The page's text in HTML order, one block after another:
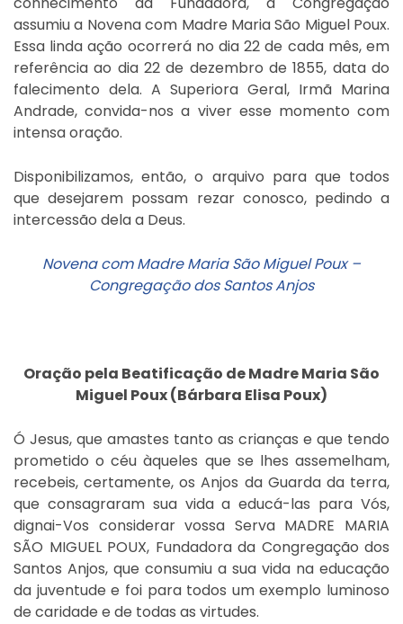
assumiu a Novena com Madre Maria São Miguel Poux.
Essa linda ação ocorrerá no dia 22 de cada mês, em
referência ao dia 22 de dezembro de 1855, data do
falecimento dela. A Superiora Geral, Irmã Marina
Andrade, convida-nos a viver esse momento com
intensa oração.
Disponibilizamos, então, o arquivo para que todos
que desejarem possam rezar conosco, pedindo a
intercessão dela a Deus.
Novena com Madre Maria São Miguel Poux –
Congregação dos Santos Anjos
Oração pela Beatificação de Madre Maria São
Miguel Poux (Bárbara Elisa Poux)
Ó Jesus, que amastes tanto as crianças e que tendo
prometido o céu àqueles que se lhes assemelham,
recebeis, certamente, os Anjos da Guarda da terra,
que consagraram sua vida a educá-las para Vós,
dignai-Vos considerar vossa Serva MADRE MARIA
SÃO MIGUEL POUX, Fundadora da Congregação dos
Santos Anjos, que consumiu a sua vida na educação
da juventude e foi para todos um exemplo luminoso
de caridade e de todas as virtudes.